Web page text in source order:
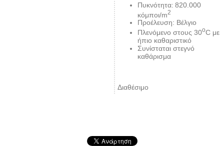
Πυκνότητα: 820.000
κόμποι/m2
Προέλευση: Βέλγιο
Πλενόμενο στους 30οC με
ήπιο καθαριστικό
Συνίσταται στεγνό
καθάρισμα
Διαθέσιμο